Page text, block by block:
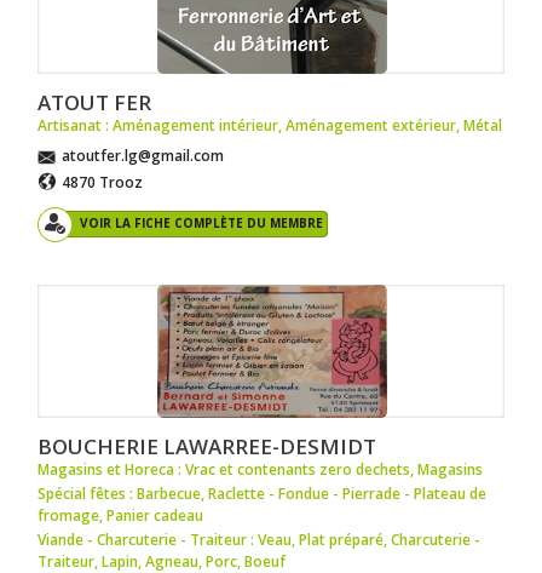
ATOUT FER
Artisanat : Aménagement intérieur,Aménagement extérieur,Métal
atoutfer.lg@gmail.com
4870 Trooz
VOIR LA FICHE COMPLÈTE DU MEMBRE
BOUCHERIE LAWARREE-DESMIDT
Magasins et Horeca : Vrac et contenants zero dechets,Magasins
Spécial fêtes : Barbecue,Raclette - Fondue - Pierrade - Plateau de
fromage,Panier cadeau
Viande - Charcuterie - Traiteur : Veau,Plat préparé,Charcuterie -
Traiteur,Lapin,Agneau,Porc,Boeuf